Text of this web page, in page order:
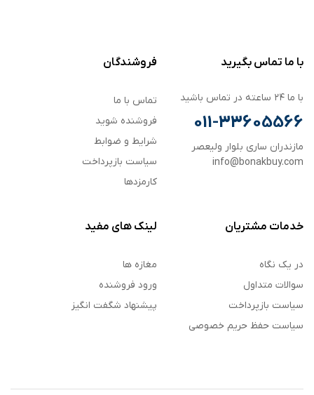
با ما تماس بگیرید
با ما ۲۴ ساعته در تماس باشید
011-33605566
مازندران ساری بلوار ولیعصر
info@bonakbuy.com
فروشندگان
تماس با ما
فروشنده شوید
شرایط و ضوابط
سیاست بازپرداخت
کارمزدها
خدمات مشتریان
در یک نگاه
سوالات متداول
سیاست بازپرداخت
سیاست حفظ حریم خصوصی
لینک های مفید
مغازه ها
ورود فروشنده
پیشنهاد شگفت انگیز